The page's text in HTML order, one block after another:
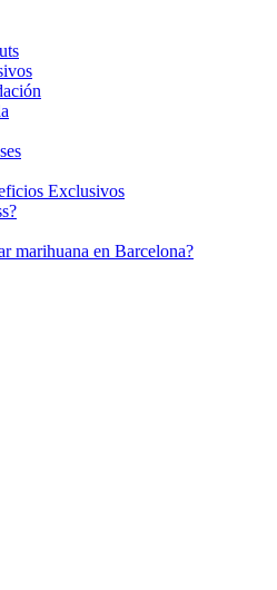
Exclusivos
marihuana en Barcelona?